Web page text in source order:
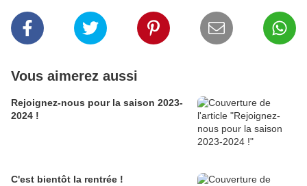
Vous aimerez aussi
Rejoignez-nous pour la saison 2023-
2024 !
C'est bientôt la rentrée !